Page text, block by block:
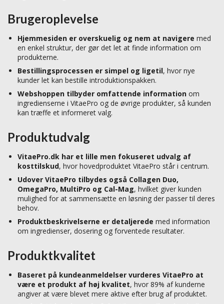
Brugeroplevelse
Hjemmesiden er overskuelig og nem at navigere med
en enkel struktur, der gør det let at finde information om
produkterne.
Bestillingsprocessen er simpel og ligetil, hvor nye
kunder let kan bestille introduktionspakken.
Webshoppen tilbyder omfattende information om
ingredienserne i VitaePro og de øvrige produkter, så kunden
kan træffe et informeret valg.
Produktudvalg
VitaePro.dk har et lille men fokuseret udvalg af
kosttilskud, hvor hovedproduktet VitaePro står i centrum.
Udover VitaePro tilbydes også Collagen Duo,
OmegaPro, MultiPro og Cal-Mag, hvilket giver kunden
mulighed for at sammensætte en løsning der passer til deres
behov.
Produktbeskrivelserne er detaljerede med information
om ingredienser, dosering og forventede resultater.
Produktkvalitet
Baseret på kundeanmeldelser vurderes VitaePro at
være et produkt af høj kvalitet, hvor 89% af kunderne
angiver at være blevet mere aktive efter brug af produktet.